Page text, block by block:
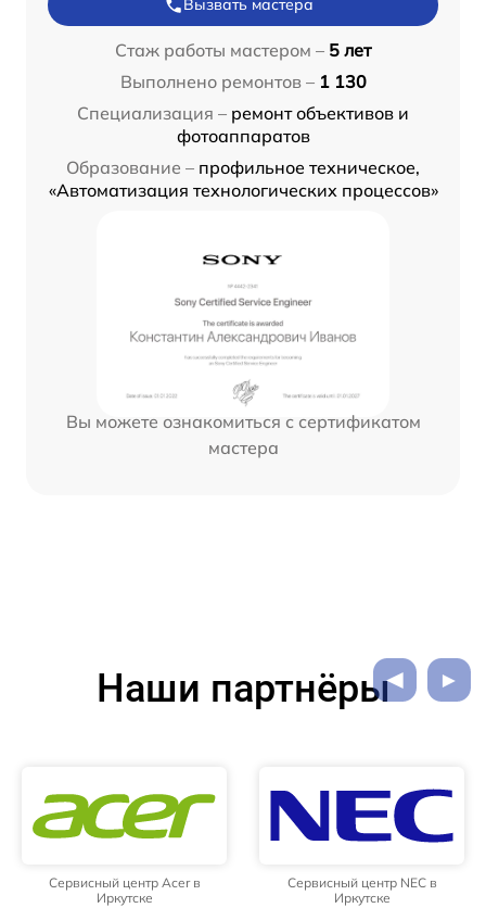
Вызвать мастера
Стаж работы мастером – 5 лет
Выполнено ремонтов – 1 130
Специализация – ремонт объективов и
фотоаппаратов
Образование – профильное техническое,
«Автоматизация технологических процессов»
Вы можете ознакомиться с сертификатом
мастера
Наши партнёры
Сервисный центр NEC в
Иркутске
Сервисный центр HP в Иркутске